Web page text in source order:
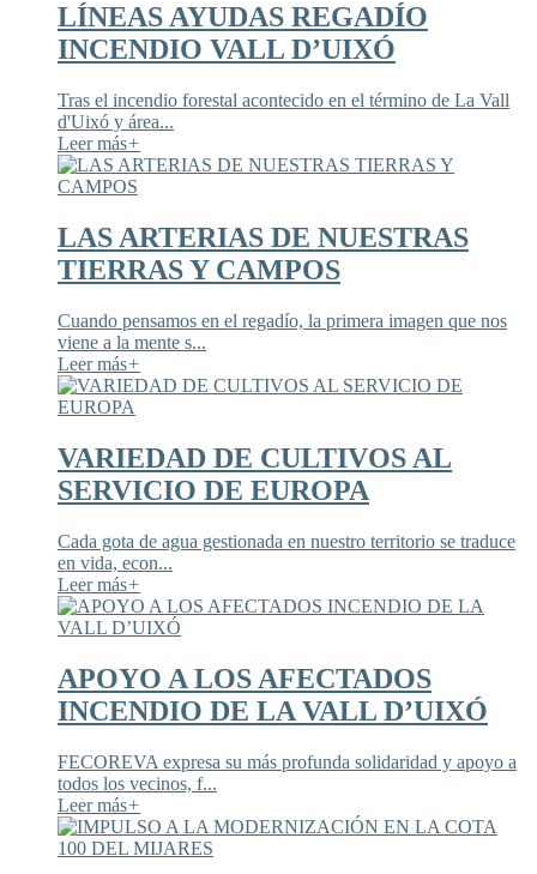
LÍNEAS AYUDAS REGADÍO
INCENDIO VALL D’UIXÓ
Tras el incendio forestal acontecido en el término de La Vall
d'Uixó y área...
Leer más+
LAS ARTERIAS DE NUESTRAS
TIERRAS Y CAMPOS
Cuando pensamos en el regadío, la primera imagen que nos
viene a la mente s...
Leer más+
VARIEDAD DE CULTIVOS AL
SERVICIO DE EUROPA
Cada gota de agua gestionada en nuestro territorio se traduce
en vida, econ...
Leer más+
APOYO A LOS AFECTADOS
INCENDIO DE LA VALL D’UIXÓ
FECOREVA expresa su más profunda solidaridad y apoyo a
todos los vecinos, f...
Leer más+